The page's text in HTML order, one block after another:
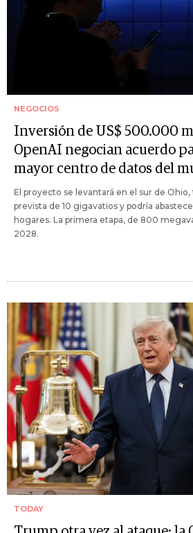
NEGOCIOS
Inversión de US$ 500.000
OpenAI negocian acuerdo
mayor centro de datos del
El proyecto se levantará en el sur de Ohio,
prevista de 10 gigavatios y podría
hogares. La primera etapa, de 800
2028.
TODAY